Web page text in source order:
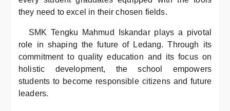
they need to excel in their chosen fields.
SMK Tengku Mahmud Iskandar plays a pivotal
role in shaping the future of Ledang. Through its
commitment to quality education and its focus on
holistic development, the school empowers
students to become responsible citizens and future
leaders.